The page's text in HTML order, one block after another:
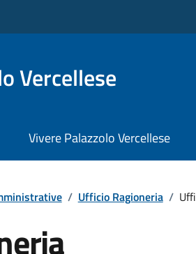
Vercellese
Vivere Palazzolo Vercellese
/ Ufficio Ragioneria /